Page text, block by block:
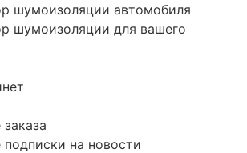
шумоизоляции автомобиля
шумоизоляции для вашего
на новости